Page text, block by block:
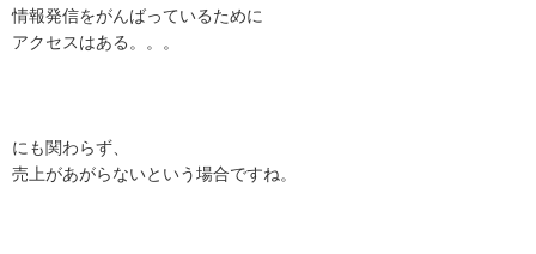
情報発信をがんばっているために
アクセスはある。。。
にも関わらず、
売上があがらないという場合ですね。